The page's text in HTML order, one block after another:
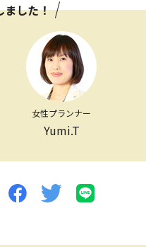
ました！
女性プランナー
Yumi.T